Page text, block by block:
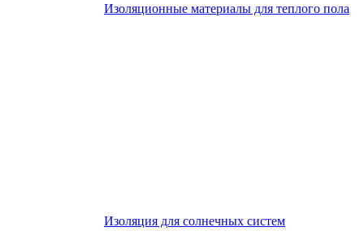
Изоляционные материалы для теплого пола
Изоляция для солнечных систем